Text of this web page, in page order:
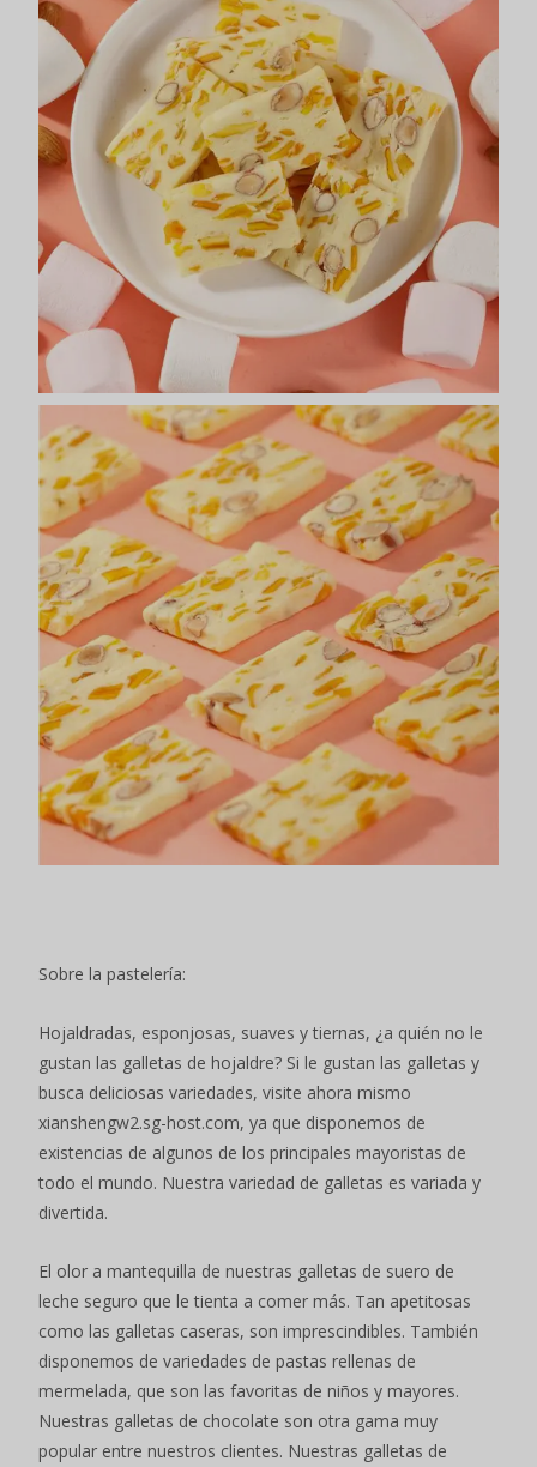
Sobre la pastelería:
Hojaldradas, esponjosas, suaves y tiernas, ¿a quién no le
gustan las galletas de hojaldre? Si le gustan las galletas y
busca deliciosas variedades, visite ahora mismo
xianshengw2.sg-host.com, ya que disponemos de
existencias de algunos de los principales mayoristas de
todo el mundo. Nuestra variedad de galletas es variada y
divertida.
El olor a mantequilla de nuestras galletas de suero de
leche seguro que le tienta a comer más. Tan apetitosas
como las galletas caseras, son imprescindibles. También
disponemos de variedades de pastas rellenas de
mermelada, que son las favoritas de niños y mayores.
Nuestras galletas de chocolate son otra gama muy
popular entre nuestros clientes. Nuestras galletas de